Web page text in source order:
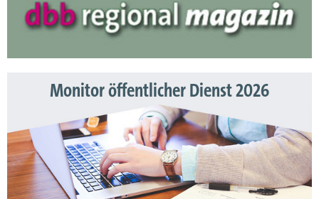
Monitor öffentlicher Dienst 2026